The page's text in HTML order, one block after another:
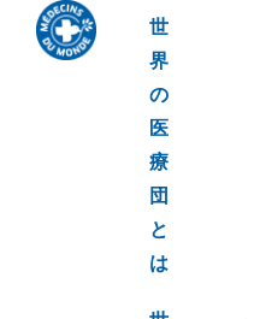
世
界
の
医
療
団
と
は